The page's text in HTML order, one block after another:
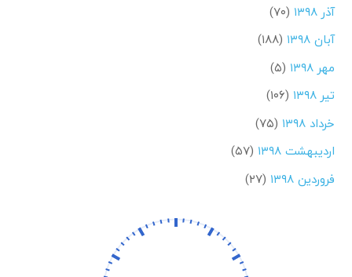
آذر ۱۳۹۸
(۷۰)
آبان ۱۳۹۸
(۱۸۸)
مهر ۱۳۹۸
(۵)
تیر ۱۳۹۸
(۱۰۶)
خرداد ۱۳۹۸
(۷۵)
اردیبهشت ۱۳۹۸
(۵۷)
فروردین ۱۳۹۸
(۲۷)